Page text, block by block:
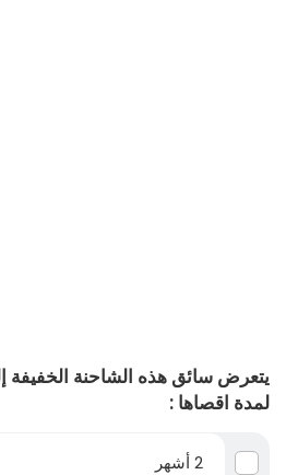
يتعرض سائق هذه الشاحنة
لمدة اقصاها :
2 أشهر